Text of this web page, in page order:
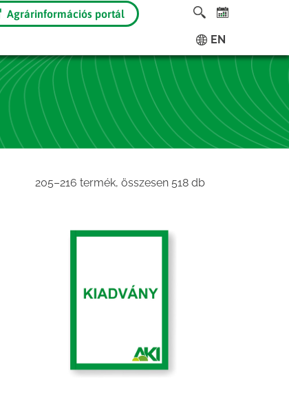
Agrárinformációs portál
EN
205–216 termék, összesen 518 dbSorted